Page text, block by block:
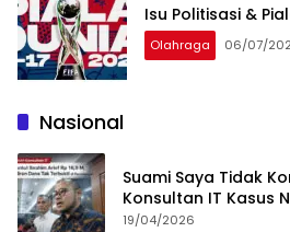
Isu Politisasi &
Olahraga 06/07/
Nasional
Suami Saya Tidak
Konsultan IT Kasus
Tahun
19/04/2026